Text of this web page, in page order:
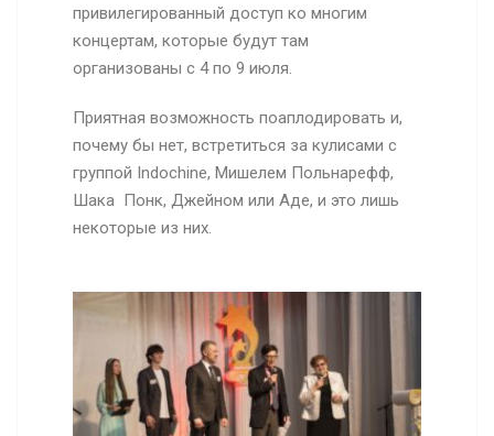
привилегированный доступ ко многим
концертам, которые будут там
организованы с 4 по 9 июля.
Приятная возможность поаплодировать и,
почему бы нет, встретиться за кулисами с
группой Indochine, Мишелем Польнарефф,
Шака Понк, Джейном или Аде, и это лишь
некоторые из них.